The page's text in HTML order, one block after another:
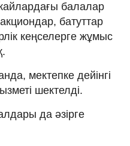
балалар
батуттар
кеңселерге жұмыс
мектепке дейінгі
шектелді.
да әзірге